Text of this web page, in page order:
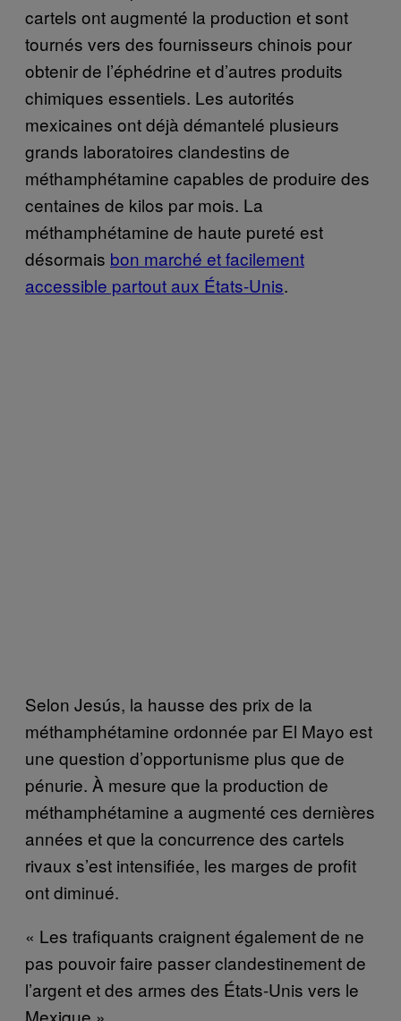
cartels ont augmenté la production et sont
tournés vers des fournisseurs chinois pour
obtenir de l’éphédrine et d’autres produits
chimiques essentiels. Les autorités
mexicaines ont déjà démantelé plusieurs
grands laboratoires clandestins de
méthamphétamine capables de produire des
centaines de kilos par mois. La
méthamphétamine de haute pureté est
désormais bon marché et facilement
accessible partout aux États-Unis.
Selon Jesús, la hausse des prix de la
méthamphétamine ordonnée par El Mayo est
une question d’opportunisme plus que de
pénurie. À mesure que la production de
méthamphétamine a augmenté ces dernières
années et que la concurrence des cartels
rivaux s’est intensifiée, les marges de profit
ont diminué.
« Les trafiquants craignent également de ne
pas pouvoir faire passer clandestinement de
l’argent et des armes des États-Unis vers le
Mexique »